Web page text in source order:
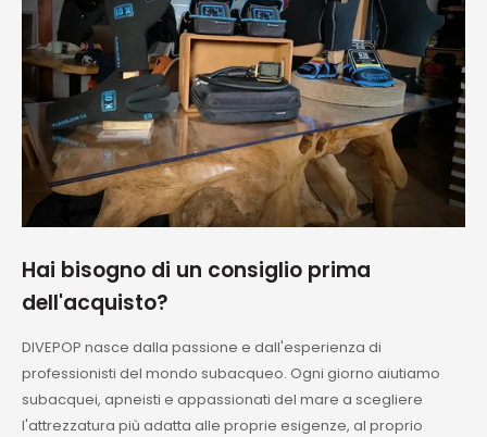
Hai bisogno di un consiglio prima
dell'acquisto?
DIVEPOP nasce dalla passione e dall'esperienza di
professionisti del mondo subacqueo. Ogni giorno aiutiamo
subacquei, apneisti e appassionati del mare a scegliere
l'attrezzatura più adatta alle proprie esigenze, al proprio